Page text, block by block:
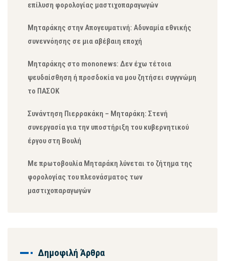
επίλυση φορολογίας μαστιχοπαραγωγών
Μηταράκης στην Απογευματινή: Αδυναμία εθνικής
συνεννόησης σε μια αβέβαιη εποχή
Μηταράκης στο mononews: Δεν έχω τέτοια
ψευδαίσθηση ή προσδοκία να μου ζητήσει συγγνώμη
το ΠΑΣΟΚ
Συνάντηση Πιερρακάκη – Μηταράκη: Στενή
συνεργασία για την υποστήριξη του κυβερνητικού
έργου στη Βουλή
Με πρωτοβουλία Μηταράκη λύνεται το ζήτημα της
φορολογίας του πλεονάσματος των
μαστιχοπαραγωγών
Δημοφιλή Άρθρα